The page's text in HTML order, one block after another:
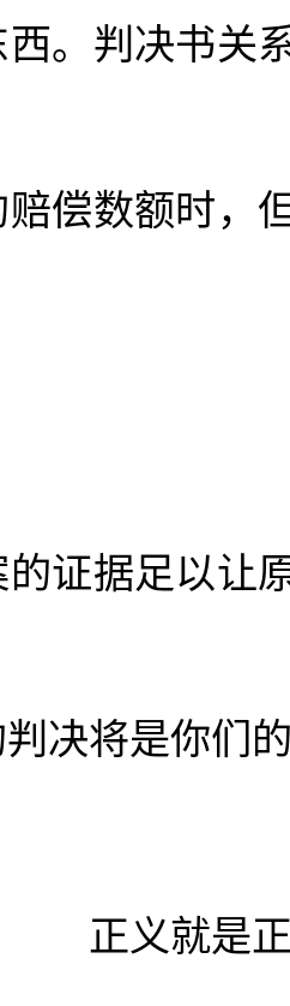
。判决书关
偿数额时，
据足以让原
决将是你们
是正